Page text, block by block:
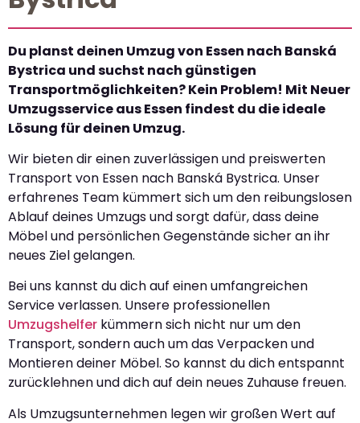
Du planst deinen Umzug von Essen nach Banská
Bystrica und suchst nach günstigen
Transportmöglichkeiten? Kein Problem! Mit Neuer
Umzugsservice aus Essen findest du die ideale
Lösung für deinen Umzug.
Wir bieten dir einen zuverlässigen und preiswerten
Transport von Essen nach Banská Bystrica. Unser
erfahrenes Team kümmert sich um den reibungslosen
Ablauf deines Umzugs und sorgt dafür, dass deine
Möbel und persönlichen Gegenstände sicher an ihr
neues Ziel gelangen.
Bei uns kannst du dich auf einen umfangreichen
Service verlassen. Unsere professionellen
Umzugshelfer kümmern sich nicht nur um den
Transport, sondern auch um das Verpacken und
Montieren deiner Möbel. So kannst du dich entspannt
zurücklehnen und dich auf dein neues Zuhause freuen.
Als Umzugsunternehmen legen wir großen Wert auf